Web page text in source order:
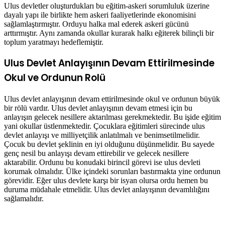
Ulus devletler oluşturdukları bu eğitim-askeri sorumluluk üzerine
dayalı yapı ile birlikte hem askeri faaliyetlerinde ekonomisini
sağlamlaştırmıştır. Orduyu halka mal ederek askeri gücünü
arttırmıştır. Aynı zamanda okullar kurarak halkı eğiterek bilinçli bir
toplum yaratmayı hedeflemiştir.
Ulus Devlet Anlayışının Devam Ettirilmesinde
Okul ve Ordunun Rolü
Ulus devlet anlayışının devam ettirilmesinde okul ve ordunun büyük
bir rölü vardır. Ulus devlet anlayışının devam etmesi için bu
anlayışın gelecek nesillere aktarılması gerekmektedir. Bu işide eğitim
yani okullar üstlenmektedir. Çocuklara eğitimleri sürecinde ulus
devlet anlayışı ve milliyetçilik anlatılmalı ve benimsetilmelidir.
Çocuk bu devlet şeklinin en iyi olduğunu düşünmelidir. Bu sayede
genç nesil bu anlayışı devam ettirebilir ve gelecek nesillere
aktarabilir. Ordunu bu konudaki birincil görevi ise ulus devleti
korumak olmalıdır. Ülke içindeki sorunları bastırmakta yine ordunun
görevidir. Eğer ulus devlete karşı bir isyan olursa ordu hemen bu
duruma müdahale etmelidir. Ulus devlet anlayışının devamlılığını
sağlamalıdır.